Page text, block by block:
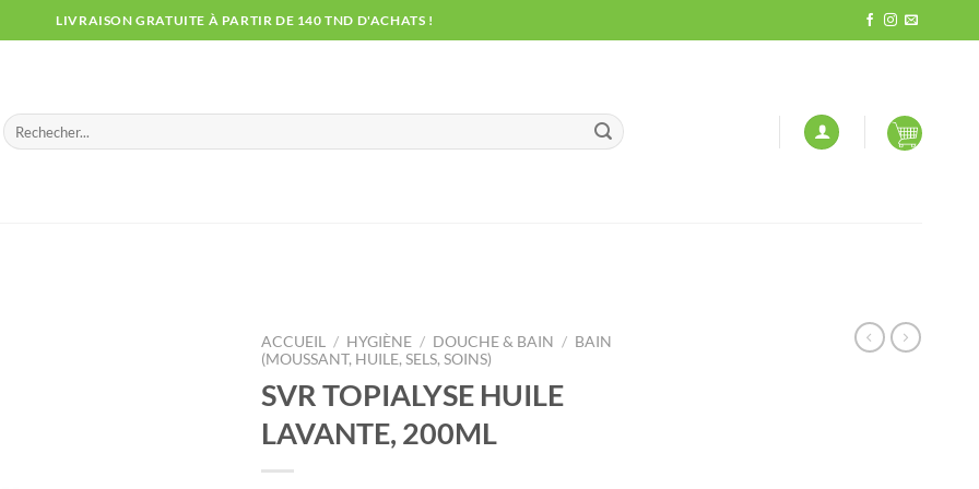
LIVRAISON GRATUITE À PARTIR DE 140 TND D'ACHATS !
Recherche
pour :
ACCUEIL / HYGIÈNE / DOUCHE & BAIN / BAIN
(MOUSSANT, HUILE, SELS, SOINS)
SVR TOPIALYSE HUILE
LAVANTE, 200ML